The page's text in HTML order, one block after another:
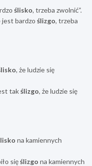
ślisko, trzeba zwolnić”.
jest bardzo ślizgo, trzeba
, że ludzie się
takślizgo, że ludzie się
na kamiennych
sięślizgo na kamiennych